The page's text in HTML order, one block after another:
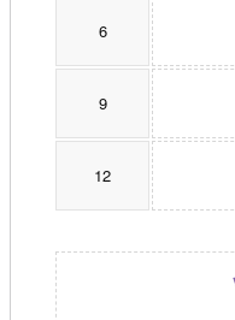
6
9
12